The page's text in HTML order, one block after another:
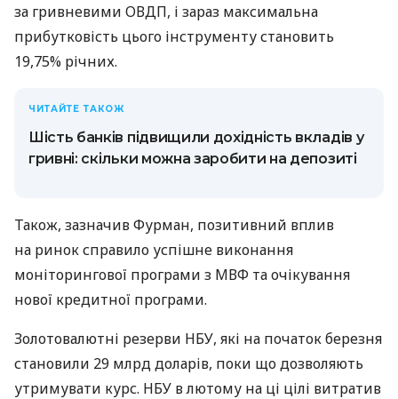
за гривневими ОВДП, і зараз максимальна
прибутковість цього інструменту становить
19,75% річних.
ЧИТАЙТЕ ТАКОЖ
Шість банків підвищили дохідність вкладів у
гривні: скільки можна заробити на депозиті
Також, зазначив Фурман, позитивний вплив
на ринок справило успішне виконання
моніторингової програми з МВФ та очікування
нової кредитної програми.
Золотовалютні резерви НБУ, які на початок березня
становили 29 млрд доларів, поки що дозволяють
утримувати курс. НБУ в лютому на ці цілі витратив